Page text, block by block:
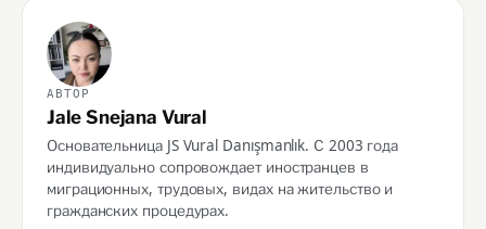
АВТОР
Jale Snejana Vural
Основательница JS Vural Danışmanlık. С 2003 года
индивидуально сопровождает иностранцев в
миграционных, трудовых, видах на жительство и
гражданских процедурах.